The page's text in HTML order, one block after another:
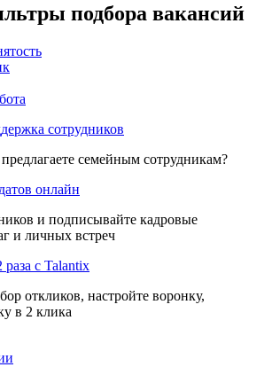
подбора вакансий
сотрудников
семейным сотрудникам?
онлайн
и подписывайте кадровые
и личных встреч
раза с Talantix
откликов, настройте воронку,
в 2 клика